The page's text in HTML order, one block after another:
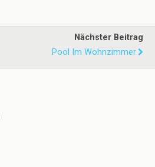
Nächster Beitrag
Pool Im Wohnzimmer